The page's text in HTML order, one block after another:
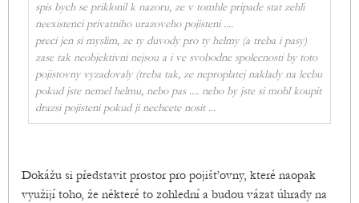
spis bych se priklonil k nazoru, ze v tomhle pripade stat zehli
neexistenci privatniho urazoveho pojisteni ....
preci jen si myslim, ze ty duvody pro ty helmy (a treba i pasy)
zase tak neobjektivni nejsou a i ve svobodne spolecnosti by toto
pojistovny vyzadovaly (treba tak, ze neproplatej naklady na lecbu
pokud jste nemel helmu, nebo pas .... nebo by jste si mohl koupit
drazsi pojisteni pokud ji nechcete nosit ...
Dokážu si představit prostor pro pojišťovny, které naopak
využijí toho, že některé to zohlední a budou vázat úhrady na